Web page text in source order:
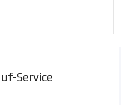
Service